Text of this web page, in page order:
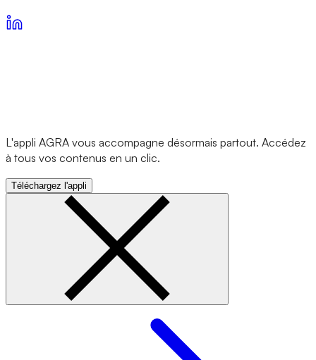
L'appli AGRA vous accompagne désormais partout. Accédez
à tous vos contenus en un clic.
Téléchargez l'appli